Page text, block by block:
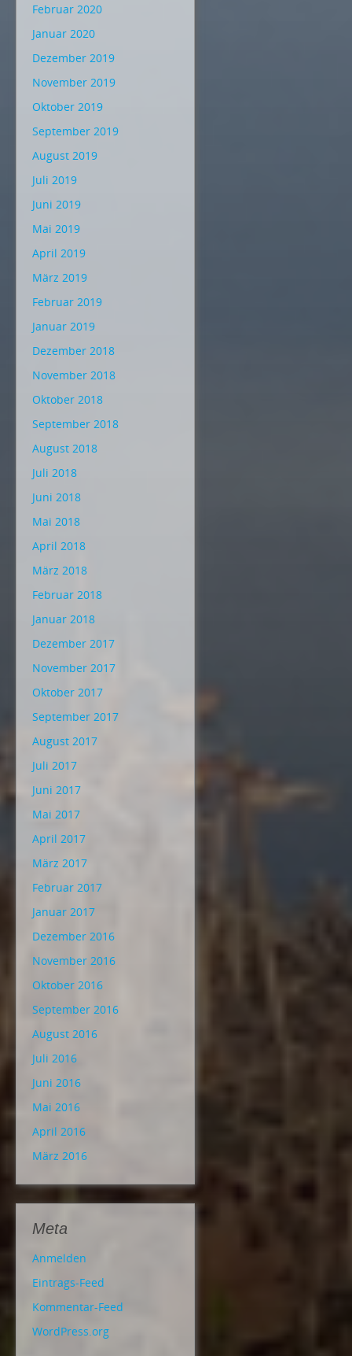
Februar 2020
Januar 2020
Dezember 2019
November 2019
Oktober 2019
September 2019
August 2019
Juli 2019
Juni 2019
Mai 2019
April 2019
März 2019
Februar 2019
Januar 2019
Dezember 2018
November 2018
Oktober 2018
September 2018
August 2018
Juli 2018
Juni 2018
Mai 2018
April 2018
März 2018
Februar 2018
Januar 2018
Dezember 2017
November 2017
Oktober 2017
September 2017
August 2017
Juli 2017
Juni 2017
Mai 2017
April 2017
März 2017
Februar 2017
Januar 2017
Dezember 2016
November 2016
Oktober 2016
September 2016
August 2016
Juli 2016
Juni 2016
Mai 2016
April 2016
März 2016
Meta
Anmelden
Eintrags-Feed
Kommentar-Feed
WordPress.org